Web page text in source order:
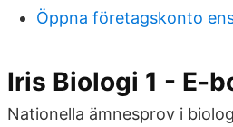
Öppna företagskonto
Iris Biologi 1 - E-
Nationella ämnesprov i